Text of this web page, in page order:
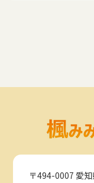
〒494-0007 愛